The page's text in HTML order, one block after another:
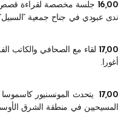
16,00 جلسة مخصصة لقراءة قصص
ندى عبودي في جناح جمعية
17,00 لقاء مع الصحافي والكاتب
أغورا.
17,00 يتحدث المونسنيور
المسيحيين في منطقة الشرق